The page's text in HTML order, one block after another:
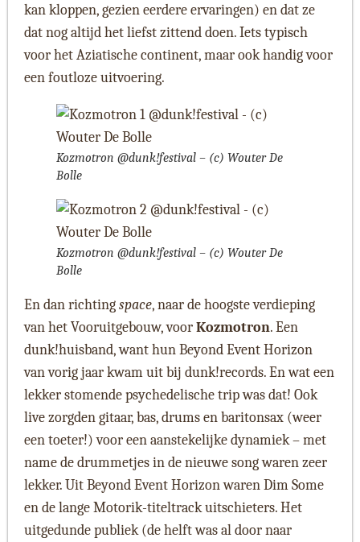
kan kloppen, gezien eerdere ervaringen) en dat ze
dat nog altijd het liefst zittend doen. Iets typisch
voor het Aziatische continent, maar ook handig voor
een foutloze uitvoering.
Kozmotron @dunk!festival – (c) Wouter De
Bolle
Kozmotron @dunk!festival – (c) Wouter De
Bolle
En dan richtingspace, naar de hoogste verdieping
van het Vooruitgebouw, voorKozmotron. Een
dunk!huisband, want hun Beyond Event Horizon
van vorig jaar kwam uit bij dunk!records. En wat een
lekker stomende psychedelische trip was dat! Ook
live zorgden gitaar, bas, drums en baritonsax (weer
een toeter!) voor een aanstekelijke dynamiek – met
name de drummetjes in de nieuwe song waren zeer
lekker. Uit Beyond Event Horizon waren Dim Some
en de lange Motorik-titeltrack uitschieters. Het
uitgedunde publiek (de helft was al door naar